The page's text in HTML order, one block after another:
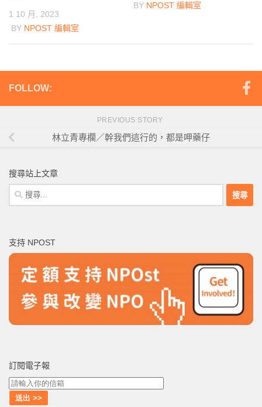
1 10 月, 2023
BY NPOST 編輯室
BY NPOST 編輯室
FOLLOW:
PREVIOUS STORY
林立青專欄／幹我們這行的，都是呷藥仔
搜尋站上文章
搜
尋
字:
支持 NPOST
訂閱電子報